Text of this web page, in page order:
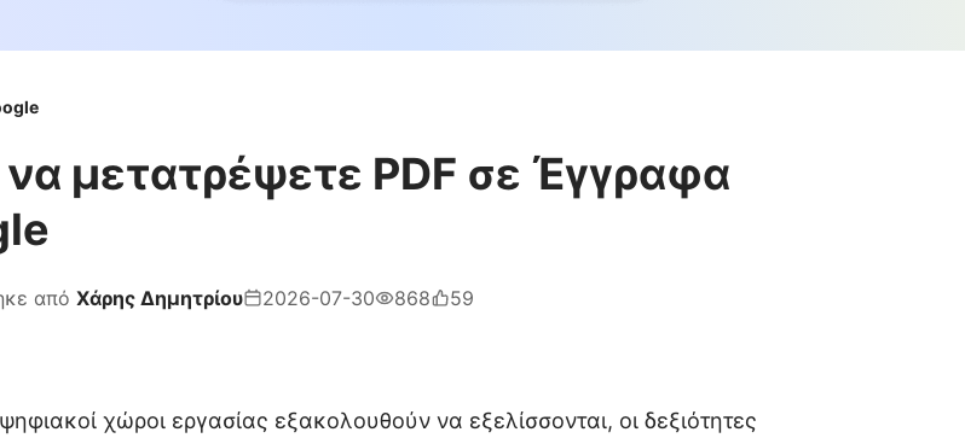
μετατρέψετε PDF σε Έγγραφα
από Χάρης Δημητρίου 2026-07-30 868 59
χώροι εργασίας εξακολουθούν να εξελίσσονται, οι δεξιότητες